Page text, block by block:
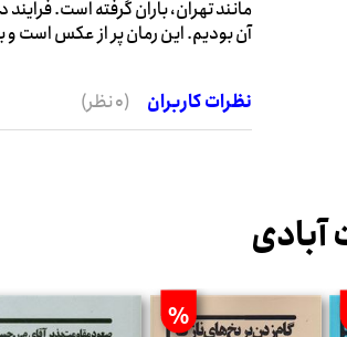
آن بودیم. این رمان پر از عکس است و با حدود ۴۰ عکس
نظرات کاربران (0 نظر)
آبادی
%